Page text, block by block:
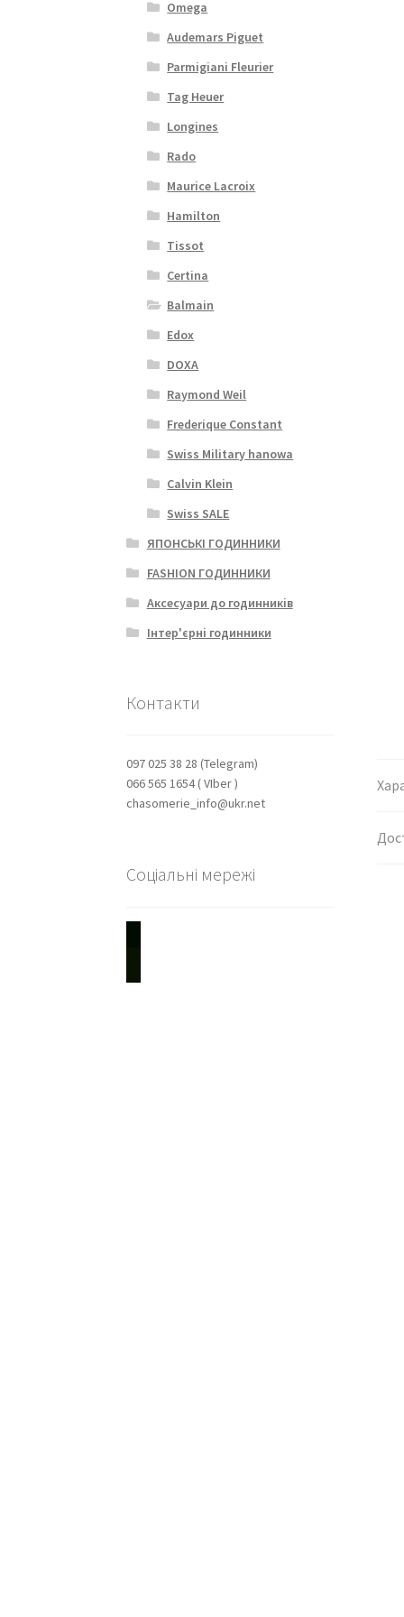
Omega
Audemars Piguet
Parmigiani Fleurier
Tag Heuer
Longines
Rado
Maurice Lacroix
Hamilton
Tissot
Certina
Balmain
Edox
DOXA
Raymond Weil
Frederique Constant
Swiss Military hanowa
Calvin Klein
Swiss SALE
ЯПОНСЬКІ ГОДИННИКИ
FASHION ГОДИННИКИ
Аксесуари до годинників
Інтер'єрні годинники
Контакти
097 025 38 28 (Telegram)
066 565 1654 ( VIber )
chasomerie_info@ukr.net
Соціальні мережі